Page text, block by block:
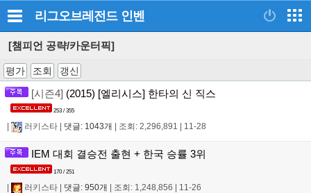
리그오브레전드 인벤
[챔피언 공략/카운터픽]
평가 조회 갱신
[시즌4] (2015) [엘리시스] 한타의 신 직스
253 / 355
러키스타 댓글: 1043개 조회: 2,296,891 11-28
IEM 대회 결승전 출현 + 한국 승률 3위
170 / 251
| 러키스타 | 댓글: 950개 | 조회: 1,248,856 | 11-26